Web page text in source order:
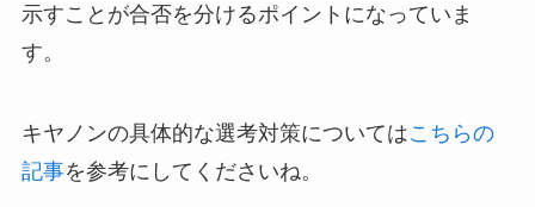
示すことが合否を分けるポイントになっていま
す。
キヤノンの具体的な選考対策についてはこちらの
記事を参考にしてくださいね。